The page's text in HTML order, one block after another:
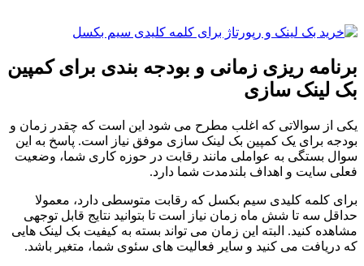
برنامه ریزی زمانی و بودجه بندی برای کمپین
بک لینک سازی
یکی از سوالاتی که اغلب مطرح می شود این است که چقدر زمان و
بودجه برای یک کمپین بک لینک سازی موفق نیاز است. پاسخ به این
سوال بستگی به عواملی مانند رقابت در حوزه کاری شما، وضعیت
فعلی سایت و اهداف بلندمدت شما دارد.
برای کلمه کلیدی سیم بکسل که رقابت متوسطی دارد، معمولا
حداقل سه تا شش ماه زمان نیاز است تا بتوانید نتایج قابل توجهی
مشاهده کنید. البته این زمان می تواند بسته به کیفیت بک لینک هایی
که دریافت می کنید و سایر فعالیت های سئوی شما، متغیر باشد.